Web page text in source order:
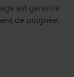
est garantie
de poignée.